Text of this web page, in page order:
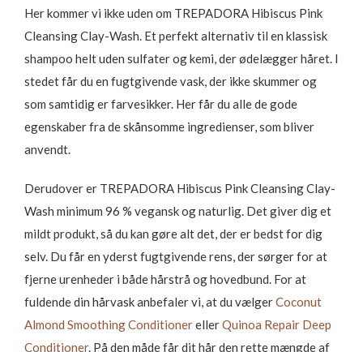
Her kommer vi ikke uden om TREPADORA Hibiscus Pink
Cleansing Clay-Wash. Et perfekt alternativ til en klassisk
shampoo helt uden sulfater og kemi, der ødelægger håret. I
stedet får du en fugtgivende vask, der ikke skummer og
som samtidig er farvesikker. Her får du alle de gode
egenskaber fra de skånsomme ingredienser, som bliver
anvendt.
Derudover er TREPADORA Hibiscus Pink Cleansing Clay-
Wash minimum 96 % vegansk og naturlig. Det giver dig et
mildt produkt, så du kan gøre alt det, der er bedst for dig
selv. Du får en yderst fugtgivende rens, der sørger for at
fjerne urenheder i både hårstrå og hovedbund. For at
fuldende din hårvask anbefaler vi, at du vælgerCoconut
Almond Smoothing ConditionerellerQuinoa Repair Deep
Conditioner. På den måde får dit hår den rette mængde af